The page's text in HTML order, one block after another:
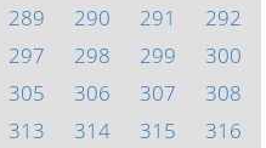
289 290 291
292
297 298 299
300
305 306 307
308
313 314 315
316